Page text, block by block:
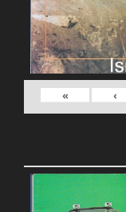
›
»